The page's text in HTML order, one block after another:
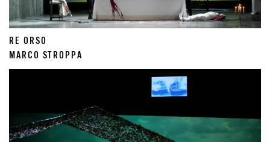
RE ORSO
MARCO STROPPA